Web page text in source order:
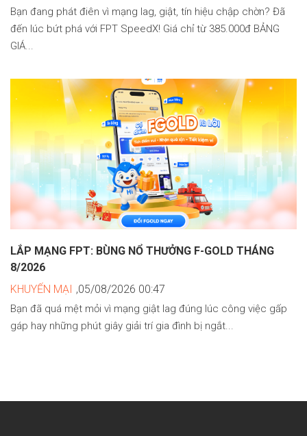
Bạn đang phát điên vì mạng lag, giật, tín hiệu chập chờn? Đã
đến lúc bứt phá với FPT SpeedX! Giá chỉ từ 385.000đ BẢNG
GIÁ...
LẮP MẠNG FPT: BÙNG NỔ THƯỞNG F-GOLD THÁNG
8/2026
KHUYẾN MẠI ,05/08/2026 00:47
Bạn đã quá mệt mỏi vì mạng giật lag đúng lúc công việc gấp
gáp hay những phút giây giải trí gia đình bị ngắt...